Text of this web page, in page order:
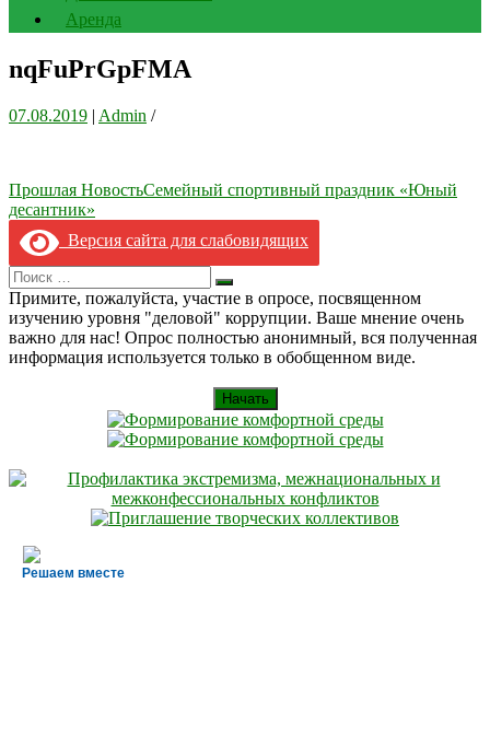
Аренда
nqFuPrGpFMA
07.08.2019 | Admin /
Навигация
по
записям
Прошлая НовостьCемейный спортивный праздник «Юный
десантник»
Версия сайта для слабовидящих
Search
for:
Искать
Примите, пожалуйста, участие в опросе, посвященном
изучению уровня "деловой" коррупции. Ваше мнение очень
важно для нас! Опрос полностью анонимный, вся полученная
информация используется только в обобщенном виде.
Начать
Решаем вместе